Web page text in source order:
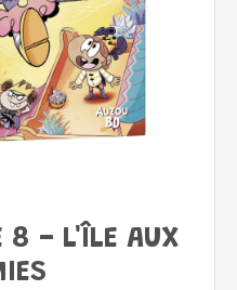
8 - L'ÎLE AUX